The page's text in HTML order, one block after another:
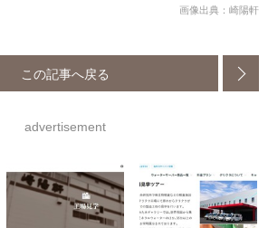
画像出典：崎陽軒
この記事へ戻る
advertisement